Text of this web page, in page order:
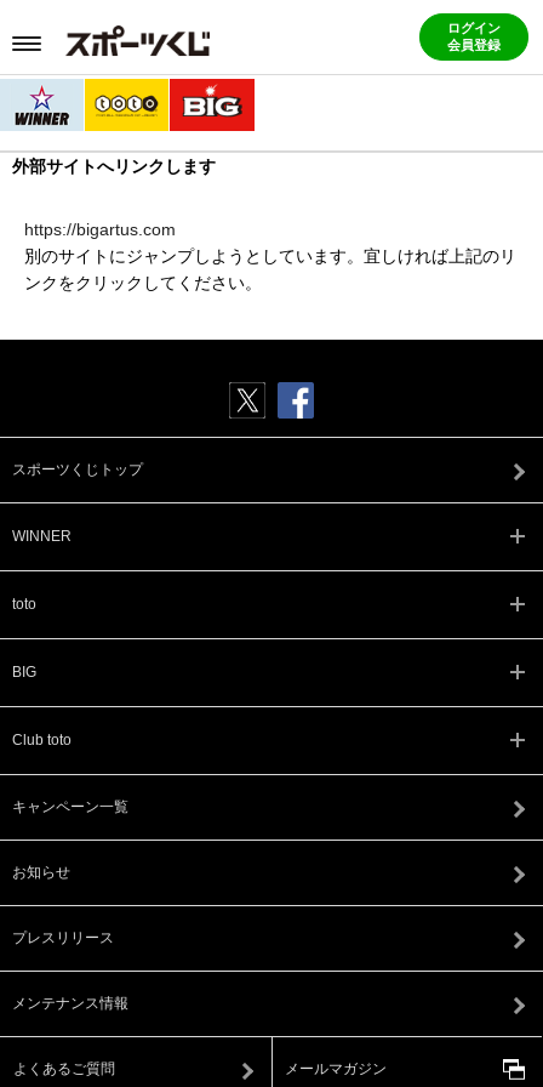
ログイン
会員登録
外部サイトへリンクします
https://bigartus.com
別のサイトにジャンプしようとしています。宜しければ上記のリ
ンクをクリックしてください。
スポーツくじトップ
WINNER
toto
BIG
Club toto
キャンペーン一覧
お知らせ
プレスリリース
メンテナンス情報
よくあるご質問 メールマガジン